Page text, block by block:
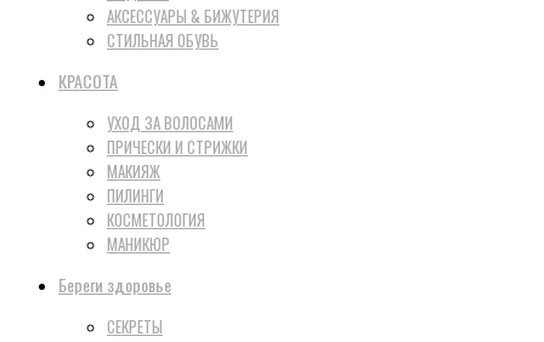
АКСЕССУАРЫ & БИЖУТЕРИЯ
СТИЛЬНАЯ ОБУВЬ
КРАСОТА
УХОД ЗА ВОЛОСАМИ
ПРИЧЕСКИ И СТРИЖКИ
МАКИЯЖ
ПИЛИНГИ
КОСМЕТОЛОГИЯ
МАНИКЮР
Береги здоровье
СЕКРЕТЫ